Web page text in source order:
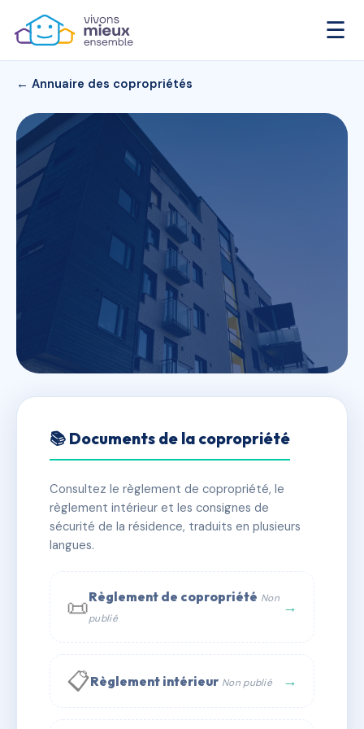
☰
← Annuaire des copropriétés
SDC DU JEU DE PAUME
⚠ IMMATRICULEE_RATTACHEMENT_EXPIRE
🏠 21 lots
🏗 1 bâtiment(s)
📞 Contacter Syndic Digital 💬 WhatsApp
✉ Email
📚 Documents de la copropriété
Consultez le règlement de copropriété, le
règlement intérieur et les consignes de
sécurité de la résidence, traduits en plusieurs
langues.
📜Règlement de copropriété Non
publié
→
📋Règlement intérieur Non publié →